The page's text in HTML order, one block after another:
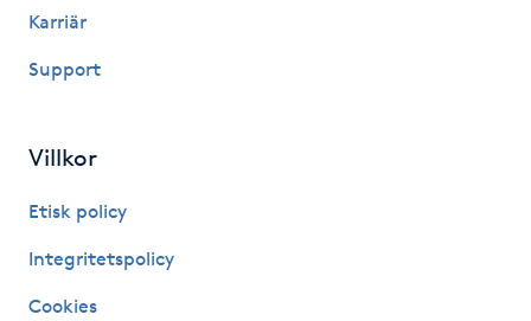
Melasma
MicroPen
Microshading
Mixfransar
Karriär
Support
Villkor
Etisk policy
Integritetspolicy
Cookies